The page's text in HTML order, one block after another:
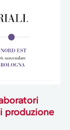
produzione